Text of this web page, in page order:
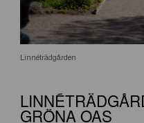
Linnéträdgården
GRÖNA OAS